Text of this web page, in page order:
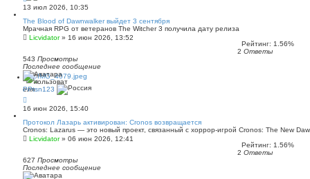
13 июл 2026, 10:35
The Blood of Dawnwalker выйдет 3 сентября
Мрачная RPG от ветеранов The Witcher 3 получила дату релиза
Licvidator» 16 июн 2026, 13:52
Рейтинг: 1.56%
2 Ответы
543 Просмотры
Последнее сообщение
PPtsn123
16 июн 2026, 15:40
Протокол Лазарь активирован: Cronos возвращается
Cronos: Lazarus — это новый проект, связанный с хоррор-игрой Cronos: The New
Licvidator» 06 июн 2026, 12:41
Рейтинг: 1.56%
2 Ответы
627 Просмотры
Последнее сообщение